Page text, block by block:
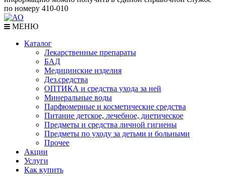
по номеру 410-010
МЕНЮ
Каталог
Лекарственные препараты
БАД
Медицинские изделия
Дез.средства
ОПТИКА и средства ухода за ней
Минеральные воды
Парфюмерные и косметические средства
Питание детское, лечебное, диетическое
Предметы и средства личной гигиены
Предметы по уходу за детьми и больными
Прочее
Акции
Услуги
Как купить